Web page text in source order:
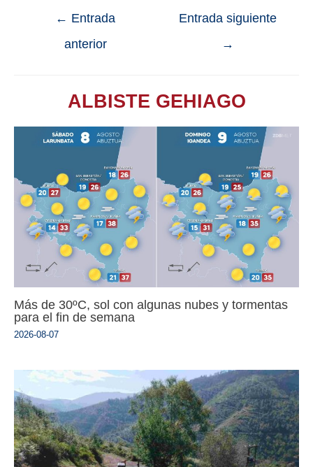
← Entrada
anterior
Entrada siguiente
→
ALBISTE GEHIAGO
Más de 30ºC, sol con algunas nubes y tormentas
para el fin de semana
2026-08-07